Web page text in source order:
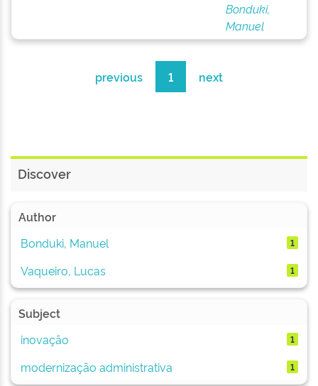
Bonduki,
Manuel
previous 1 next
Discover
Author
Bonduki, Manuel
1
Vaqueiro, Lucas 1
Subject
inovação
1
modernização administrativa 1